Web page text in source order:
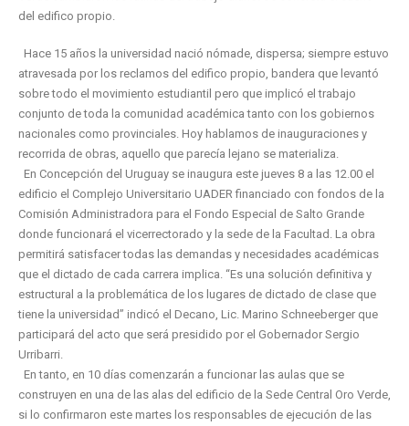
del edifico propio.
Hace 15 años la universidad nació nómade, dispersa; siempre estuvo
atravesada por los reclamos del edifico propio, bandera que levantó
sobre todo el movimiento estudiantil pero que implicó el trabajo
conjunto de toda la comunidad académica tanto con los gobiernos
nacionales como provinciales. Hoy hablamos de inauguraciones y
recorrida de obras, aquello que parecía lejano se materializa.
En Concepción del Uruguay se inaugura este jueves 8 a las 12.00 el
edificio el Complejo Universitario UADER financiado con fondos de la
Comisión Administradora para el Fondo Especial de Salto Grande
donde funcionará el vicerrectorado y la sede de la Facultad. La obra
permitirá satisfacer todas las demandas y necesidades académicas
que el dictado de cada carrera implica. “Es una solución definitiva y
estructural a la problemática de los lugares de dictado de clase que
tiene la universidad” indicó el Decano, Lic. Marino Schneeberger que
participará del acto que será presidido por el Gobernador Sergio
Urribarri.
En tanto, en 10 días comenzarán a funcionar las aulas que se
construyen en una de las alas del edificio de la Sede Central Oro Verde,
si lo confirmaron este martes los responsables de ejecución de las